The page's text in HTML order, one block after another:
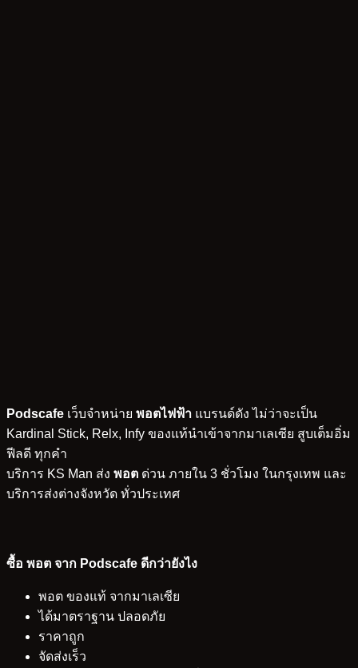
Podscafe เว็บจำหน่าย พอตไฟฟ้า แบรนด์ดัง ไม่ว่าจะเป็น
Kardinal Stick, Relx, Infy ของแท้นำเข้าจากมาเลเซีย สูบเต็มอิ่ม
ฟีลดี ทุกคำ
บริการ KS Man ส่ง พอต ด่วน ภายใน 3 ชั่วโมง ในกรุงเทพ และ
บริการส่งต่างจังหวัด ทั่วประเทศ
ซื้อ พอต จาก Podscafe ดีกว่ายังไง
พอต ของแท้ จากมาเลเซีย
ได้มาตราฐาน ปลอดภัย
ราคาถูก
จัดส่งเร็ว